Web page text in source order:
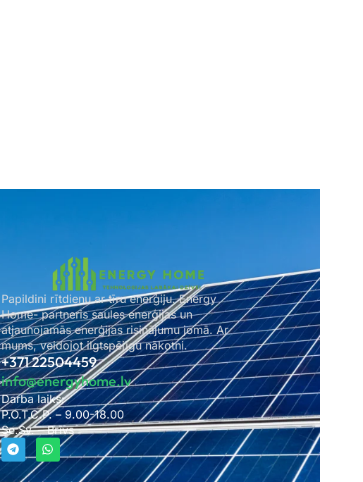
Papildini rītdienu ar tīru enerģiju. Energy
Home- partneris saules enerģijas un
atjaunojamās enerģijas risinājumu jomā. Ar
mums, veidojot ilgtspējīgu nākotni.
+371 22504459
info@energyhome.lv
Darba laiks:
P.O.T.C.P. – 9.00-18.00
Se.Sv. – Brīvs